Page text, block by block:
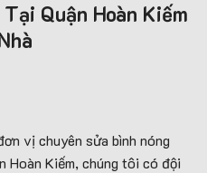
Quận Hoàn Kiếm
vị chuyên sửa bình nóng
Hoàn Kiếm, chúng tôi có đội